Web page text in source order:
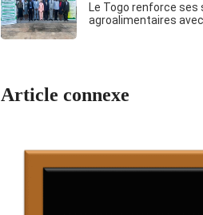
Le Togo renforce ses
agroalimentaires
Article connexe